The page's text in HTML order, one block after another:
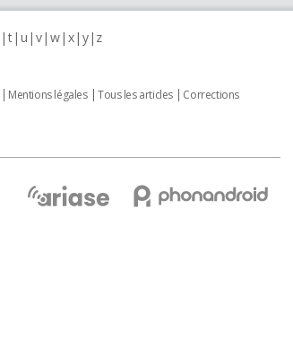
t u v w x y z
Mentions légales Tous les articles
Corrections